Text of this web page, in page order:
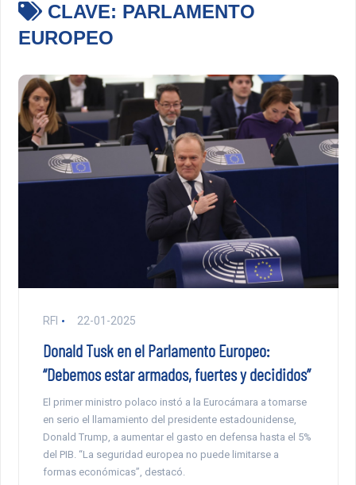
CLAVE: PARLAMENTO
EUROPEO
RFI 22-01-2025
Donald Tusk en el Parlamento Europeo:
“Debemos estar armados, fuertes y decididos”
El primer ministro polaco instó a la Eurocámara a tomarse
en serio el llamamiento del presidente estadounidense,
Donald Trump, a aumentar el gasto en defensa hasta el 5%
del PIB. “La seguridad europea no puede limitarse a
formas económicas”, destacó.